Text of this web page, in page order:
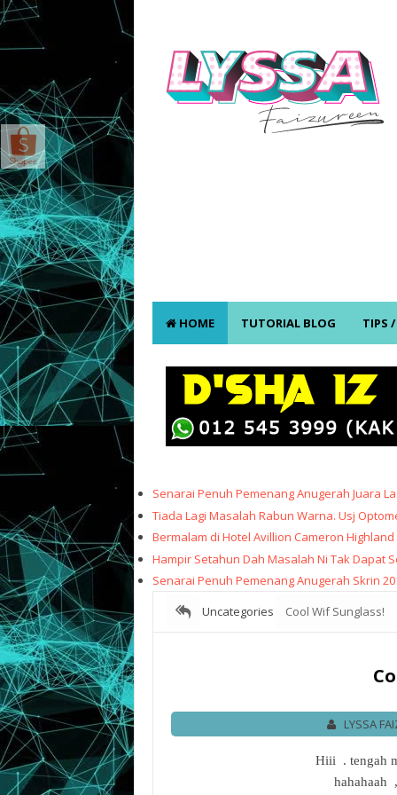
HOME TUTORIAL BLOG TIPS
Senarai Penuh Pemenang Anugerah Juara
Tiada Lagi Masalah Rabun Warna. Usj
Bermalam di Hotel Avillion Cameron Highland
Hampir Setahun Dah Masalah Ni Tak Dapat
Senarai Penuh Pemenang Anugerah Skrin
Uncategories
Cool Wif Sunglass!
LYSSA
Hiii . tengah
hahahaah